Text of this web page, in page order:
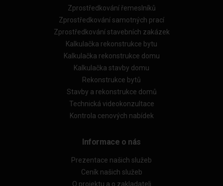
Zprostředkování řemeslníků
Zprostředkování samotných prací
Zprostředkování stavebních zakázek
Kalkulačka rekonstrukce bytu
Kalkulačka rekonstrukce domu
Kalkulačka stavby domu
Rekonstrukce bytů
Stavby a rekonstrukce domů
Technická videokonzultace
Kontrola cenových nabídek
Informace o nás
Prezentace našich služeb
Ceník našich služeb
O projektu a o zakladateli